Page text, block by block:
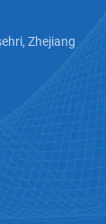
Zhejiang